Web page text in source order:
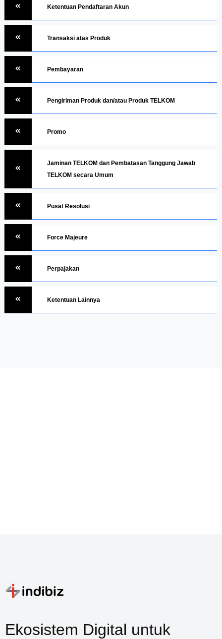
Ketentuan Pendaftaran Akun
Transaksi atas Produk
Pembayaran
Pengiriman Produk dan/atau Produk TELKOM
Promo
Jaminan TELKOM dan Pembatasan Tanggung Jawab
TELKOM secara Umum
Pusat Resolusi
Force Majeure
Perpajakan
Ketentuan Lainnya
Ekosistem Digital untuk